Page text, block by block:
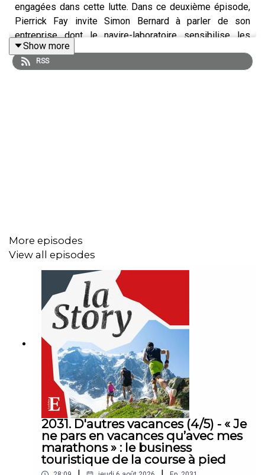
engagées dans cette lutte. Dans ce deuxième épisode,
Pierrick Fay invite Simon Bernard à parler de son
entreprise dont le navire-laboratoire sensibilise les
habitants des côtes et explore avec eux des
solutions de recyclage
Réalisation : Nicolas Jean. Chargée de production et
d’édition : Michèle Warnet. Musique : Théo Boulenger.
Identité graphique : Upian. Photo : Sopa Images/SIPA.
Sons : Le Monde De Jamy – France Télévisions, France
24, Plastic Odyssey, Canal+, TEDx Talks, « Retour vers le
futur » (1985), Les Éclaireurs.
Show more
RSS
More episodes
View all episodes
2031. D'autres vacances (4/5) - « Je
ne pars en vacances qu’avec mes
marathons » : le business
touristique de la course à pied